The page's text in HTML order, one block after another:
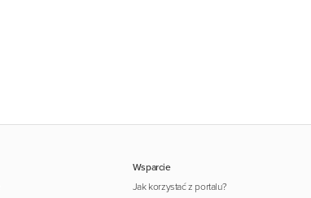
Wsparcie
Jak korzystać z portalu?